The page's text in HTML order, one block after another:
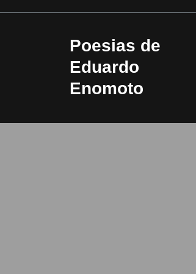
Poesias de
Eduardo
Enomoto